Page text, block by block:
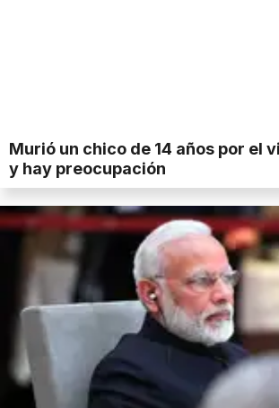
Murió un chico de 14 años por el
y hay preocupación